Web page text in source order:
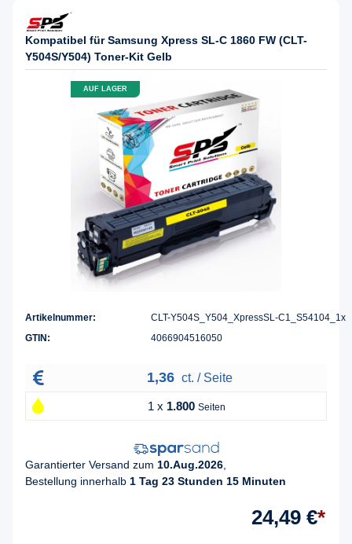
Kompatibel für Samsung Xpress SL-C 1860 FW (CLT-
Y504S/Y504) Toner-Kit Gelb
AUF LAGER
Artikelnummer:
CLT-Y504S_Y504_XpressSL-C1_S54104_1x
GTIN:
4066904516050
1,36 ct. / Seite
1 x 1.800 Seiten
Garantierter Versand zum 10.Aug.2026
Bestellung innerhalb 1 Tag 23 Stunden 15 Minuten
24,49 €*